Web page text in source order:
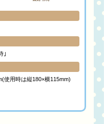
｣
使用時は縦180×横115mm)